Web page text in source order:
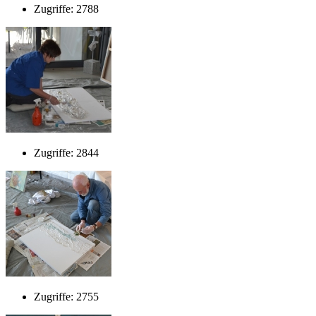
Zugriffe: 2788
Zugriffe: 2844
Zugriffe: 2755